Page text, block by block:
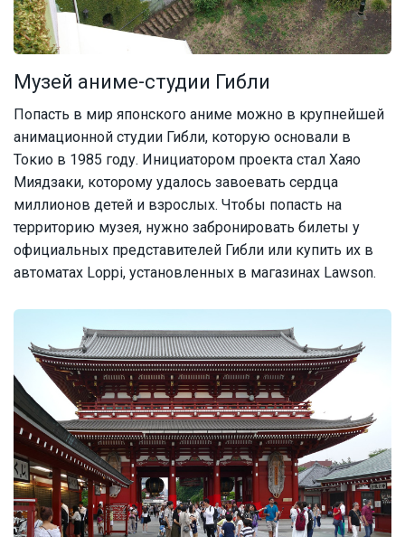
Музей аниме-студии Гибли
Попасть в мир японского аниме можно в крупнейшей
анимационной студии Гибли, которую основали в
Токио в 1985 году. Инициатором проекта стал Хаяо
Миядзаки, которому удалось завоевать сердца
миллионов детей и взрослых. Чтобы попасть на
территорию музея, нужно забронировать билеты у
официальных представителей Гибли или купить их в
автоматах Loppi, установленных в магазинах Lawson.